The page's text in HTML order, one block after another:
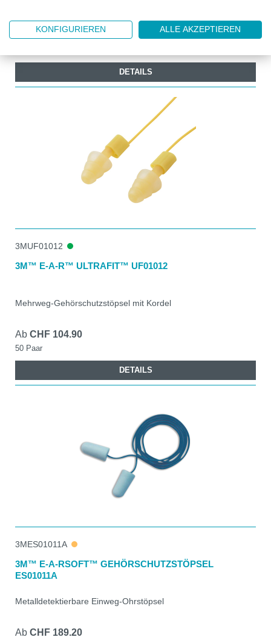
AbCHF 35.50
DETAILS
3MUF01012
3M™ E-A-R™ ULTRAFIT™ UF01012
Mehrweg-Gehörschutzstöpsel mit Kordel
Ab CHF 104.90
50 Paar
DETAILS
3MES01011A
3M™ E-A-RSOFT™ GEHÖRSCHUTZSTÖPSEL
ES01011A
Metalldetektierbare Einweg-Ohrstöpsel
Ab CHF 189.20
KONFIGURIEREN ALLE AKZEPTIEREN